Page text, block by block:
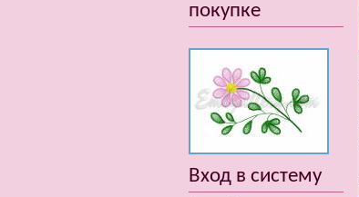
покупке
Вход в систему